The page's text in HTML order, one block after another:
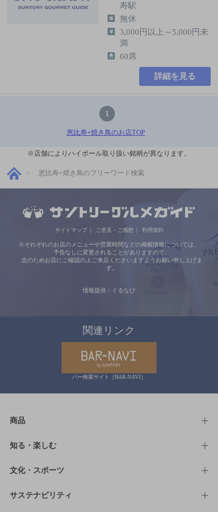
寿駅
無休
3,000円以上～5,000円未
満
60席
詳細を見る
1
恵比寿+焼き鳥のお店TOP
※店舗によりハイボール取り扱い銘柄が異なります。
恵比寿+焼き鳥のフリーワード検索
サイトマップ ご意見・ご感想 利用規約
※それぞれのお店のメニューや営業時間などの掲載情報については、
予告なしに変更されることがありますので、
念のためお店にご確認の上ご来店くださいますようお願い申し上げま
す。
情報提供：ぐるなび
関連リンク
バー検索サイト［BAR-NAVI］
商品
商品TOP
商品一覧
商品発売情報
知る・楽しむ
知る・楽しむTOP
キャンペーン
文化・スポーツ
文化・スポーツTOP
サステナビリティ